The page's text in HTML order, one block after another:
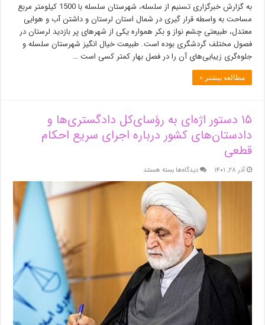
به گزارش خبرگزاری تسنیم از سلسله، شهرستان سلسله با 1500 کیلومتر مربع
مساحت به واسطه قرار گیری در شمال استان لرستان و داشتن آب و هوایی
معتدل، طبیعتی چشم نواز و بکر همواره یکی از شهرهای پر بازدید لرستان در
فصول مختلف گردشگری بوده است. طبیعت خیال انگیز شهرستان سلسله و
جلوه‌گری زیبایی‌های آن را در فصل بهار کمتر کسی است …
مطالعه بیشتر »
۱۵ دستور اژه‌ای به رؤسای‌کل دادگستری‌ها و
دادستان‌های کشور درباره اجرای سریع احکام
قطعی
آذر ۲۸, ۱۴۰۱ دیدگاه‌هابرای
۱۵
دستور
اژه‌ای
به
رؤسای‌کل
دادگستری‌ها
و
دادستان‌های
کشور
درباره
اجرای
سریع
احکام
قطعی
بسته هستند